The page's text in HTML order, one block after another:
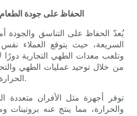
الحفاظ على جودة
يُعدّ الحفاظ على التناسق والجودة
السريعة، حيث يتوقع العملاء
وتلعب معدات الطهي التجارية
من خلال توحيد عمليات الطهي
الحرارة ووقت الطهي ومستويات الرطوبة.
توفر أجهزة مثل الأفران متعددة
والحرارة، مما ينتج عنه